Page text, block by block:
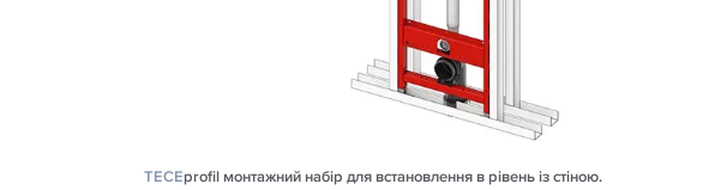
TECEprofil монтажний набір для встановлення в рівень із стіною.